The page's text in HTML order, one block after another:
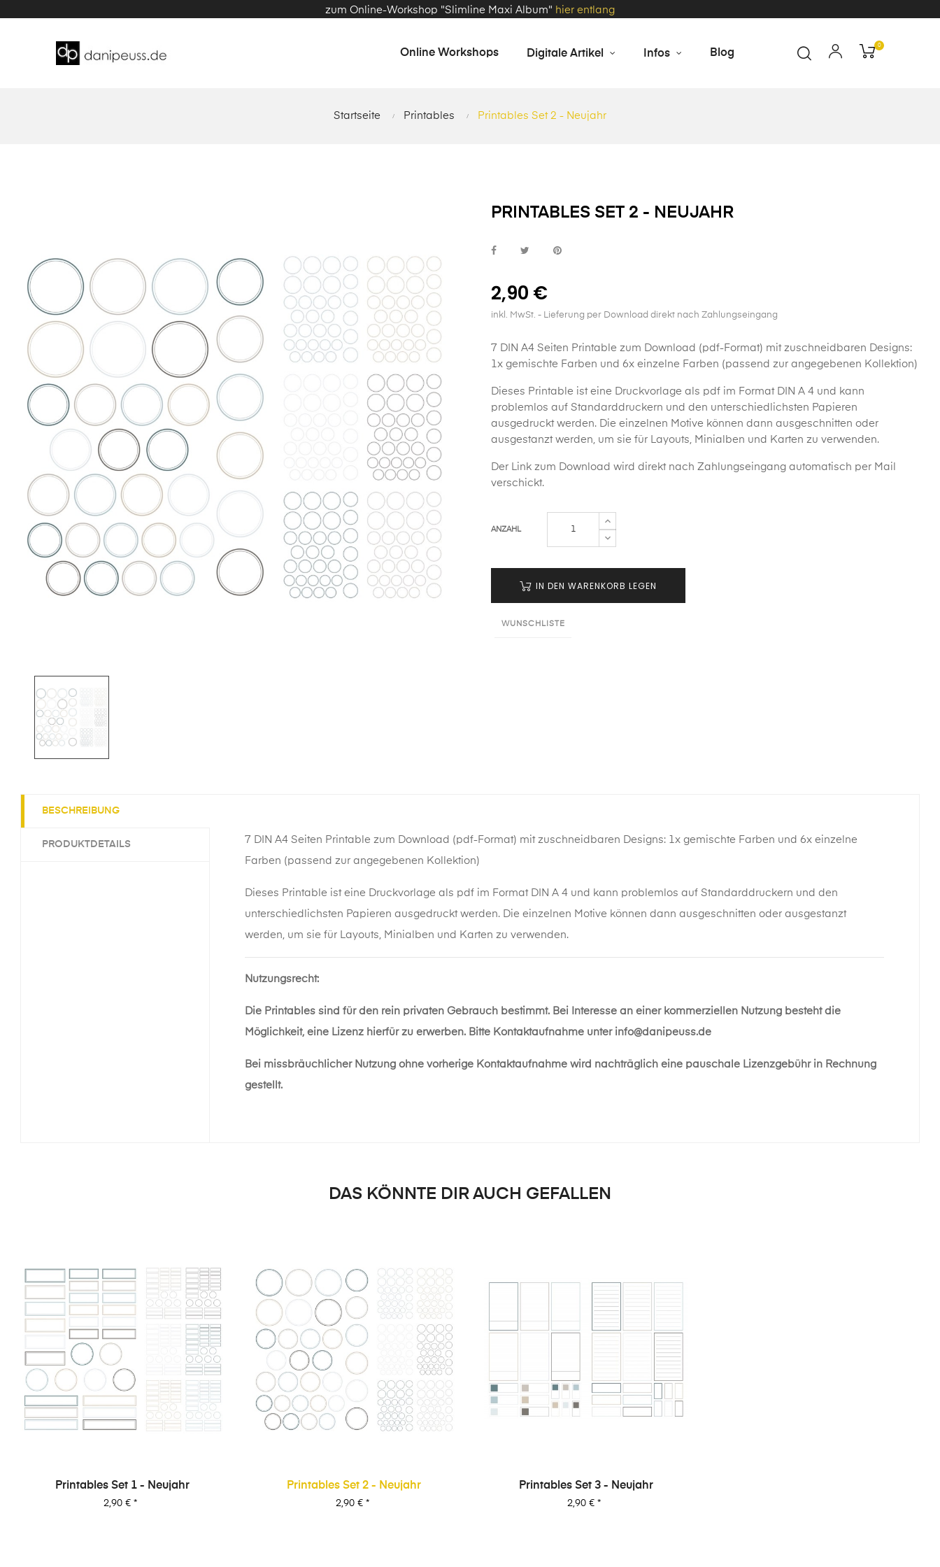
zum Online-Workshop "Slimline Maxi Album" hier entlang
Online Workshops Digitale Artikel Infos Blog
0
Startseite Printables Printables Set 2 - Neujahr
PRINTABLES SET 2 - NEUJAHR
2,90 €
inkl. MwSt. - Lieferung per Download direkt nach Zahlungseingang
7 DIN A4 Seiten Printable zum Download (pdf-Format) mit zuschneidbaren Designs:
1x gemischte Farben und 6x einzelne Farben (passend zur angegebenen Kollektion)
Dieses Printable ist eine Druckvorlage als pdf im Format DIN A 4 und kann
problemlos auf Standarddruckern und den unterschiedlichsten Papieren
ausgedruckt werden. Die einzelnen Motive können dann ausgeschnitten oder
ausgestanzt werden, um sie für Layouts, Minialben und Karten zu verwenden.
Der Link zum Download wird direkt nach Zahlungseingang automatisch per Mail
verschickt.
ANZAHL
IN DEN WARENKORB LEGEN
WUNSCHLISTE
BESCHREIBUNG
PRODUKTDETAILS
7 DIN A4 Seiten Printable zum Download (pdf-Format) mit zuschneidbaren Designs: 1x gemischte Farben und 6x einzelne
Farben (passend zur angegebenen Kollektion)
Dieses Printable ist eine Druckvorlage als pdf im Format DIN A 4 und kann problemlos auf Standarddruckern und den
unterschiedlichsten Papieren ausgedruckt werden. Die einzelnen Motive können dann ausgeschnitten oder ausgestanzt
werden, um sie für Layouts, Minialben und Karten zu verwenden.
Nutzungsrecht:
Die Printables sind für den rein privaten Gebrauch bestimmt. Bei Interesse an einer kommerziellen Nutzung besteht die
Möglichkeit, eine Lizenz hierfür zu erwerben. Bitte Kontaktaufnahme unter info@danipeuss.de
Bei missbräuchlicher Nutzung ohne vorherige Kontaktaufnahme wird nachträglich eine pauschale Lizenzgebühr in Rechnung
gestellt.
DAS KÖNNTE DIR AUCH GEFALLEN
Printables Set 1 - Neujahr
Preis
2,90 € *
Printables Set 2 - Neujahr
Preis
2,90 €*
Printables Set 3 - Neujahr
Preis
2,90 € *